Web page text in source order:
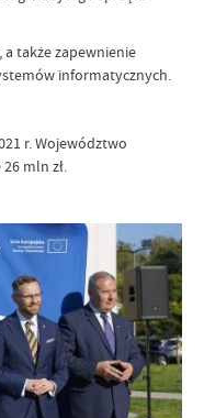
a także zapewnienie
informatycznych.
r. Województwo
mln zł.